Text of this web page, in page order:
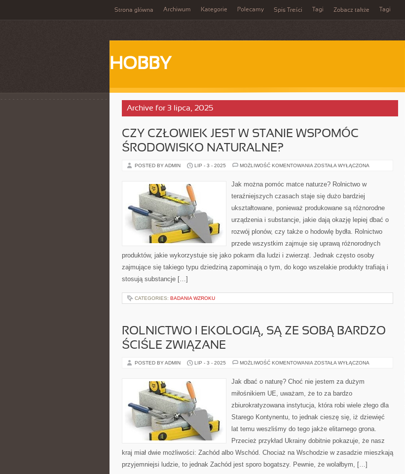
Strona główna Archiwum Kategorie Polecamy Spis Treści Tagi Zobacz także Tagi
HOBBY
Archive for 3 lipca, 2025
CZY CZŁOWIEK JEST W STANIE WSPOMÓC
ŚRODOWISKO NATURALNE?
POSTED BY ADMIN LIP - 3 - 2025 MOŻLIWOŚĆ KOMENTOWANIA CZY
W
STANIE
ŚRODOWISKO
ZOSTAŁA WYŁĄCZONA
Jak można pomóc matce naturze? Rolnictwo w
teraźniejszych czasach staje się dużo bardziej
ukształtowane, ponieważ produkowane są różnorodne
urządzenia i substancje, jakie dają okazję lepiej dbać o
rozwój plonów, czy także o hodowlę bydła. Rolnictwo
przede wszystkim zajmuje się uprawą różnorodnych
produktów, jakie wykorzystuje się jako pokarm dla ludzi i zwierząt. Jednak często osoby
zajmujące się takiego typu dziedziną zapominają o tym, do kogo wszelakie produkty trafiają i
stosują substancje […]
CATEGORIES: BADANIA WZROKU
ROLNICTWO I EKOLOGIĄ, SĄ ZE SOBĄ BARDZO
ŚCIŚLE ZWIĄZANE
POSTED BY ADMIN LIP - 3 - 2025 MOŻLIWOŚĆ KOMENTOWANIA ROLNICTWO
SĄ
ZE
BARDZO
ZWIĄZANE
ZOSTAŁA WYŁĄCZONA
Jak dbać o naturę? Choć nie jestem za dużym
miłośnikiem UE, uważam, że to za bardzo
zbiurokratyzowana instytucja, która robi wiele złego dla
Starego Kontynentu, to jednak cieszę się, iż dziewięć
lat temu weszliśmy do tego jakże elitarnego grona.
Przecież przykład Ukrainy dobitnie pokazuje, że nasz
kraj miał dwie możliwości: Zachód albo Wschód. Chociaż na Wschodzie w zasadzie mieszkają
przyjemniejsi ludzie, to jednak Zachód jest sporo bogatszy. Pewnie, że wolałbym, […]